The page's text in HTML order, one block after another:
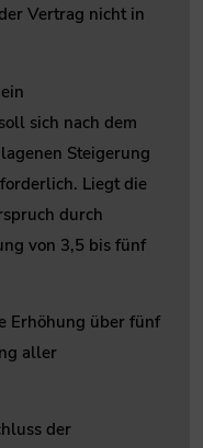
Vertrag nicht in
sich nach dem
Steigerung
Liegt die
durch
von 3,5 bis fünf
Erhöhung über fünf
aller
der